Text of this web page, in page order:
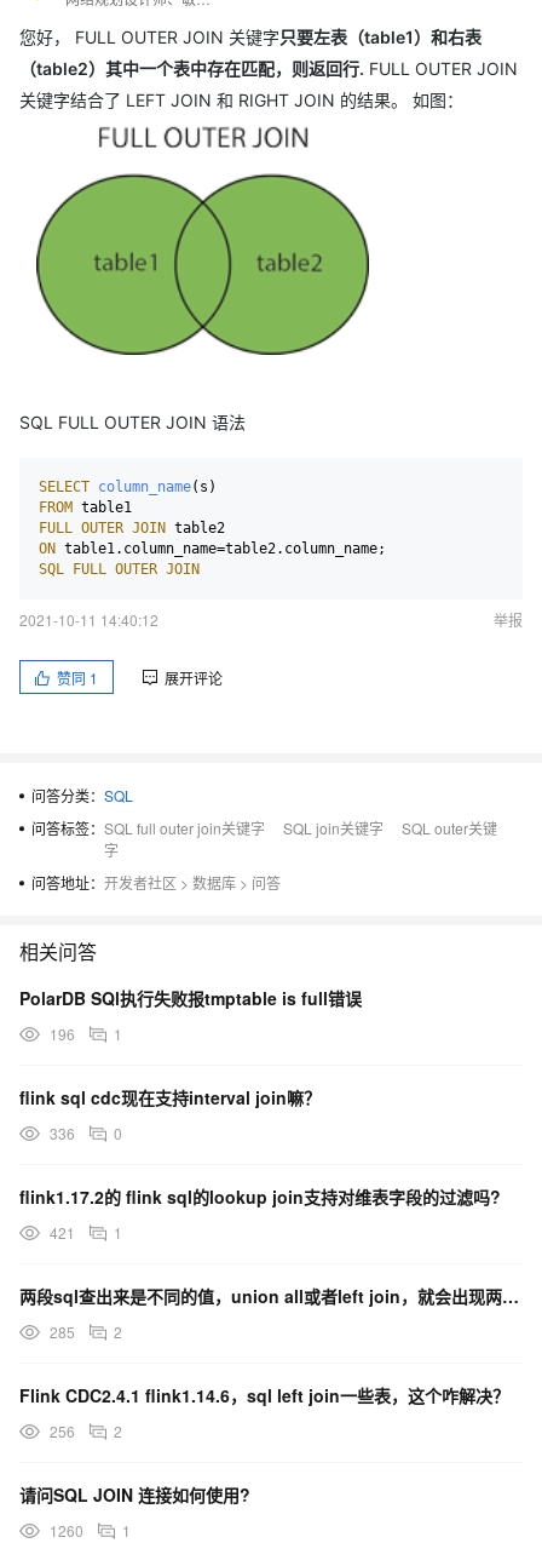
您好， FULL OUTER JOIN 关键字只要左表（table1）和右表
（table2）其中一个表中存在匹配，则返回行. FULL OUTER JOIN
关键字结合了 LEFT JOIN 和 RIGHT JOIN 的结果。 如图：
SQL FULL OUTER JOIN 语法
SELECT column_name
FROM
FULL OUTER JOIN
ON table1. column_name=table2. column_name
SQL
FULL OUTER JOIN
2021-10-11 14:40:12 举报
赞同 1 展开评论
问答分类： SQL
问答标签： SQL full outer join关键字 SQL join关键字
SQL outer关键
字
问答地址： 开发者社区 > 数据库 > 问答
相关问答
PolarDB SQl执行失败报tmptable is full错误
196 1
flink sql cdc现在支持interval join嘛？
336 0
flink1.17.2的 flink sql的lookup join支持对维表字段的过滤吗?
421 1
两段sql查出来是不同的值，union all或者left join，就会出现两个相同值。
285 2
Flink CDC2.4.1 flink1.14.6，sql left join一些表，这个咋解决？
256 2
请问SQL JOIN 连接如何使用?
1260 1